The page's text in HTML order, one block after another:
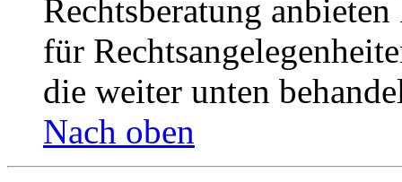
Rechtsberatung
für
die weiter unten
Nach oben